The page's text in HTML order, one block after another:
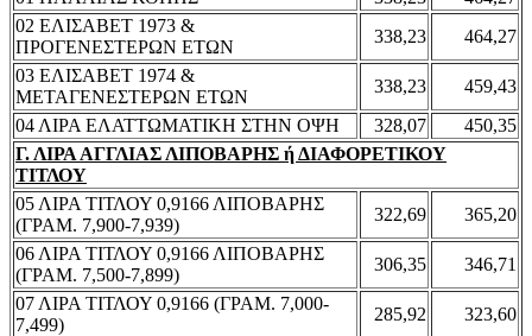
02 ΕΛΙΣΑΒΕΤ 1973 &
ΠΡΟΓΕΝΕΣΤΕΡΩΝ ΕΤΩΝ
338,23
464,27
03 ΕΛΙΣΑΒΕΤ 1974 &
ΜΕΤΑΓΕΝΕΣΤΕΡΩΝ ΕΤΩΝ
338,23
459,43
04 ΛΙΡΑ ΕΛΑΤΤΩΜΑΤΙΚΗ ΣΤΗΝ ΟΨΗ
328,07
450,35
Γ. ΛΙΡΑ ΑΓΓΛΙΑΣ ΛΙΠΟΒΑΡΗΣ ή ΔΙΑΦΟΡΕΤΙΚΟΥ
ΤΙΤΛΟΥ
05 ΛΙΡΑ ΤΙΤΛΟΥ 0,9166 ΛΙΠΟΒΑΡΗΣ
(ΓΡΑΜ. 7,900-7,939)
322,69
365,20
06 ΛΙΡΑ ΤΙΤΛΟΥ 0,9166 ΛΙΠΟΒΑΡΗΣ
(ΓΡΑΜ. 7,500-7,899)
306,35
346,71
07 ΛΙΡΑ ΤΙΤΛΟΥ 0,9166 (ΓΡΑΜ. 7,000-
7,499)
285,92
323,60